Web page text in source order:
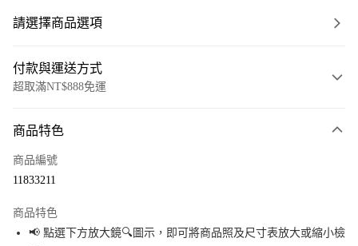
請選擇商品選項
付款與運送方式
超取滿NT$888免運
信用卡一次付款
Apple Pay
商品特色
商品編號
11833211
商品特色
📢 點選下方放大鏡🔍圖示，即可將商品照及尺寸表放大或縮小檢